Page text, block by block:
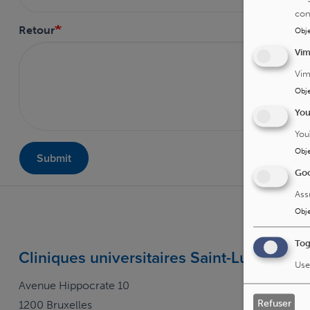
Retour
Submit
Cliniques universitaires Saint-Luc
Avenue Hippocrate 10
1200 Bruxelles
Refuser